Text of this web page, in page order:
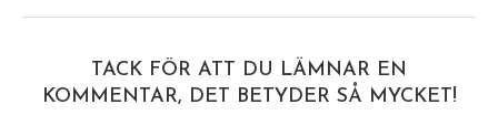
TACK FÖR ATT DU LÄMNAR EN
KOMMENTAR, DET BETYDER SÅ MYCKET!